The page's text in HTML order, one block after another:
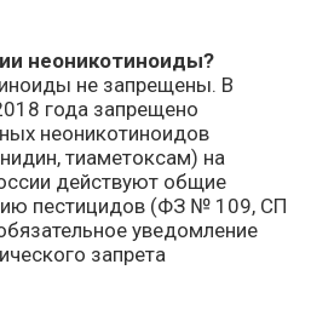
неоникотиноиды?
не запрещены. В
года запрещено
неоникотиноидов
тиаметоксам) на
действуют общие
пестицидов (ФЗ № 109, СП
уведомление
запрета